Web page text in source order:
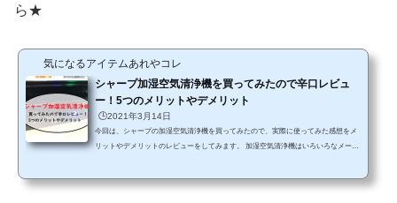
ら★
気になるアイテムあれやコレ
シャープ加湿空気清浄機を買ってみたので辛口レビュ
ー！5つのメリットやデメリット
🕒️2021年3月14日
今回は、シャープの加湿空気清浄機を買ってみたので、実際に使ってみた感想をメ
リットやデメリットのレビューをしてみます。 加湿空気清浄機はいろいろなメーカ